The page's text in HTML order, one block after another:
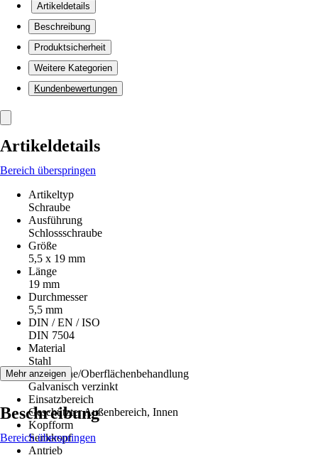
Artikeldetails
Beschreibung
Produktsicherheit
Weitere Kategorien
Kundenbewertungen
Artikeldetails
Bereich überspringen
Artikeltyp
Schraube
Ausführung
Schlossschraube
Größe
5,5 x 19 mm
Länge
19 mm
Durchmesser
5,5 mm
DIN / EN / ISO
DIN 7504
Material
Stahl
Oberfläche/Oberflächenbehandlung
Galvanisch verzinkt
Einsatzbereich
Geschützter Außenbereich, Innen
Kopfform
Senkkopf
Antrieb
Mehr anzeigen
Beschreibung
Bereich überspringen